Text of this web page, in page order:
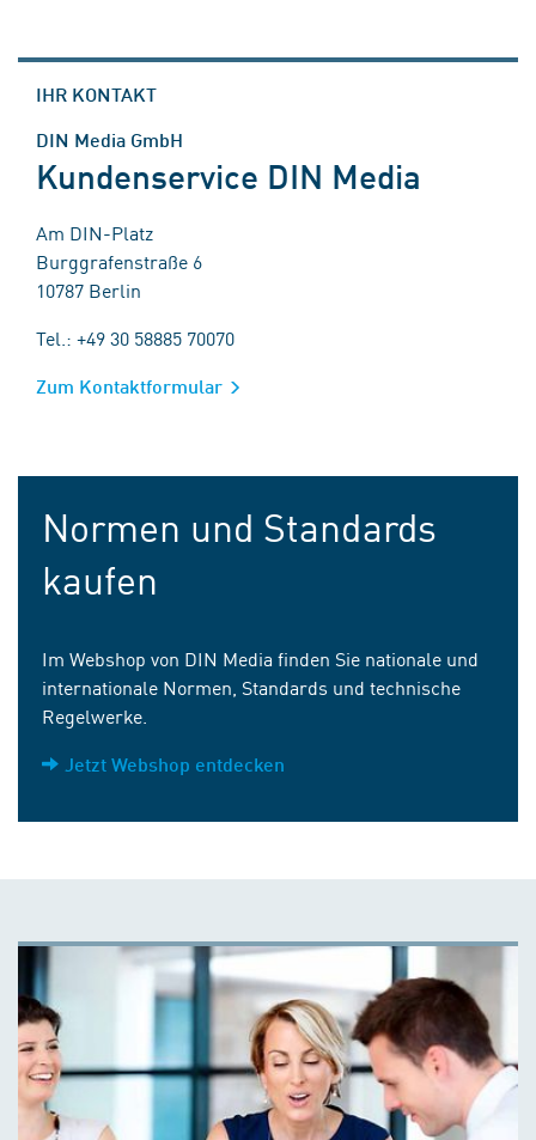
IHR KONTAKT
DIN Media GmbH
Kundenservice DIN Media
Am DIN-Platz
Burggrafenstraße 6
10787 Berlin
Tel.: +49 30 58885 70070
Zum Kontaktformular
Normen und Standards
kaufen
Im Webshop von DIN Media finden Sie nationale und
internationale Normen, Standards und technische
Regelwerke.
Jetzt Webshop entdecken